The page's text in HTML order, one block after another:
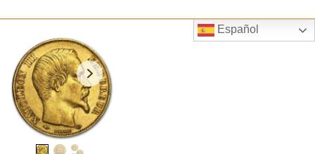
Español